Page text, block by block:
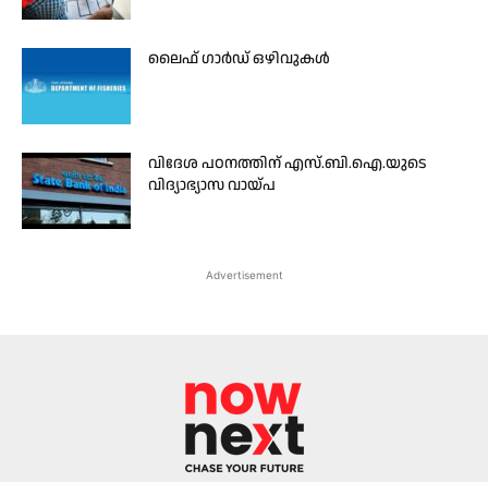
ലൈഫ് ഗാര്‍ഡ് ഒഴിവുകൾ
വിദേശ പഠനത്തിന് എസ്.ബി.ഐ.യുടെ
വിദ്യാഭ്യാസ വായ്പ
Advertisement